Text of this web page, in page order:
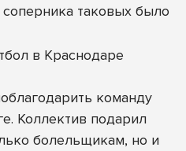
таковых было
команду
Коллектив подарил
болельщикам, но и